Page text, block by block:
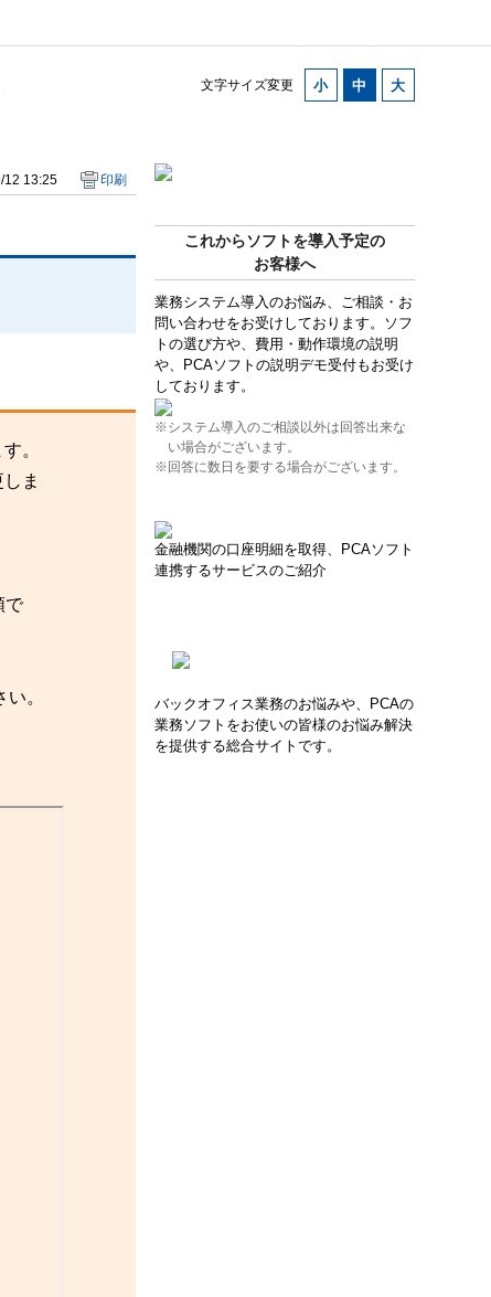
文字サイズ変更
これからソフトを導入予定の
お客様へ
業務システム導入のお悩み、ご相談・お
問い合わせをお受けしております。ソフ
トの選び方や、費用・動作環境の説明
や、PCAソフトの説明デモ受付もお受け
しております。
※システム導入のご相談以外は回答出来な
い場合がございます。
※回答に数日を要する場合がございます。
金融機関の口座明細を取得、PCAソフト
連携するサービスのご紹介
バックオフィス業務のお悩みや、PCAの
業務ソフトをお使いの皆様のお悩み解決
を提供する総合サイトです。
12 13:25 印刷
。
ま
で
。